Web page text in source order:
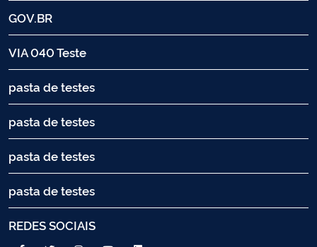
GOV.BR
VIA 040 Teste
pasta de testes
pasta de testes
pasta de testes
pasta de testes
REDES SOCIAIS